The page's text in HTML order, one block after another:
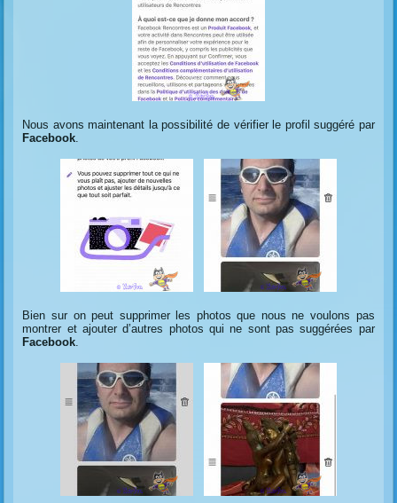
Nous avons maintenant la possibilité de vérifier le profil suggéré par
Facebook.
Bien sur on peut supprimer les photos que nous ne voulons pas
montrer et ajouter d’autres photos qui ne sont pas suggérées par
Facebook.